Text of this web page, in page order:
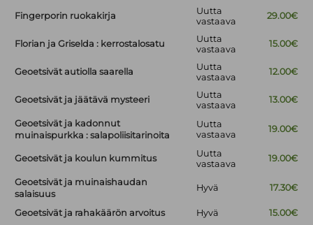
Fingerporin ruokakirja
Uutta
vastaava
29.00€
Florian ja Griselda : kerrostalosatu
Uutta
vastaava
15.00€
Geoetsivät autiolla saarella
Uutta
vastaava
12.00€
Geoetsivät ja jäätävä mysteeri
Uutta
vastaava
13.00€
Geoetsivät ja kadonnut
muinaispurkka : salapoliisitarinoita
Uutta
vastaava
19.00€
Geoetsivät ja koulun kummitus
Uutta
vastaava
19.00€
Geoetsivät ja muinaishaudan
salaisuus
Hyvä 17.30€
Geoetsivät ja rahakäärön arvoitus Hyvä 15.00€